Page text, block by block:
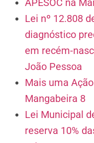
APESOC na
Lei nº 12.808
diagnóstico
em recém-
João Pessoa
Mais uma
Mangabeira 8
Lei Municipal
reserva 10%